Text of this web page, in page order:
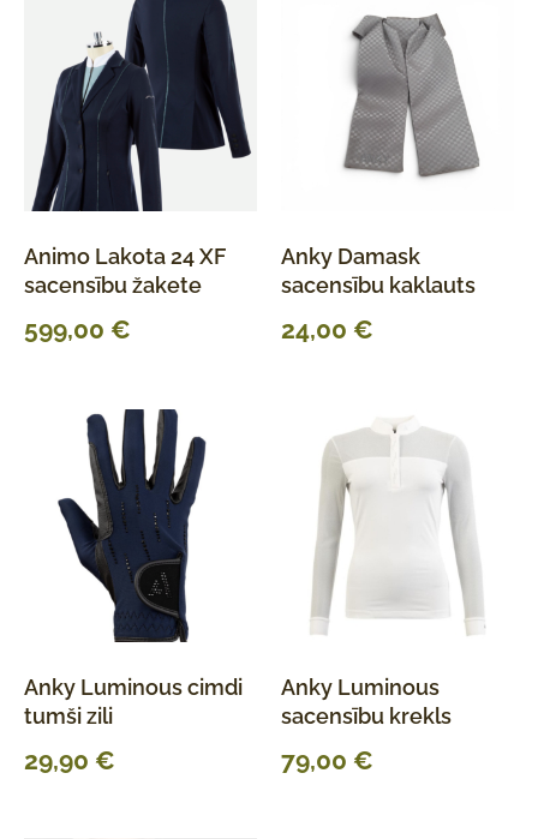
Animo Lakota 24 XF
sacensību žakete
599,00 €
Anky Damask
sacensību kaklauts
24,00 €
Anky Luminous cimdi
tumši zili
29,90 €
Anky Luminous
sacensību krekls
79,00 €